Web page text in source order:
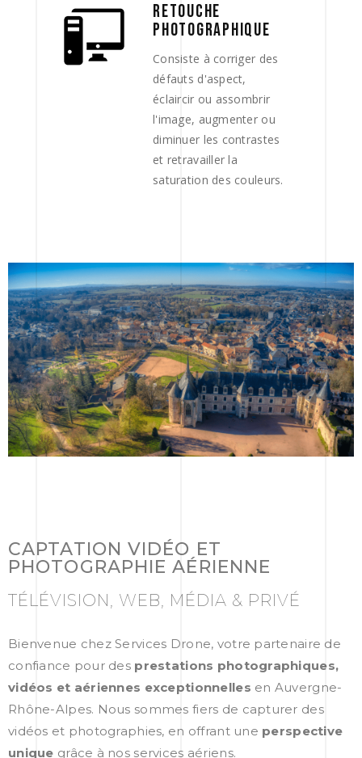
RETOUCHE
PHOTOGRAPHIQUE
Consiste à corriger des
défauts d'aspect,
éclaircir ou assombrir
l'image, augmenter ou
diminuer les contrastes
et retravailler la
saturation des couleurs.
CAPTATION VIDÉO ET
PHOTOGRAPHIE AÉRIENNE
TÉLÉVISION, WEB, MÉDIA & PRIVÉ
Bienvenue chez Services Drone, votre partenaire de
confiance pour des prestations photographiques,
vidéos et aériennes exceptionnelles en Auvergne-
Rhône-Alpes. Nous sommes fiers de capturer des
vidéos et photographies, en offrant une perspective
unique grâce à nos services aériens.